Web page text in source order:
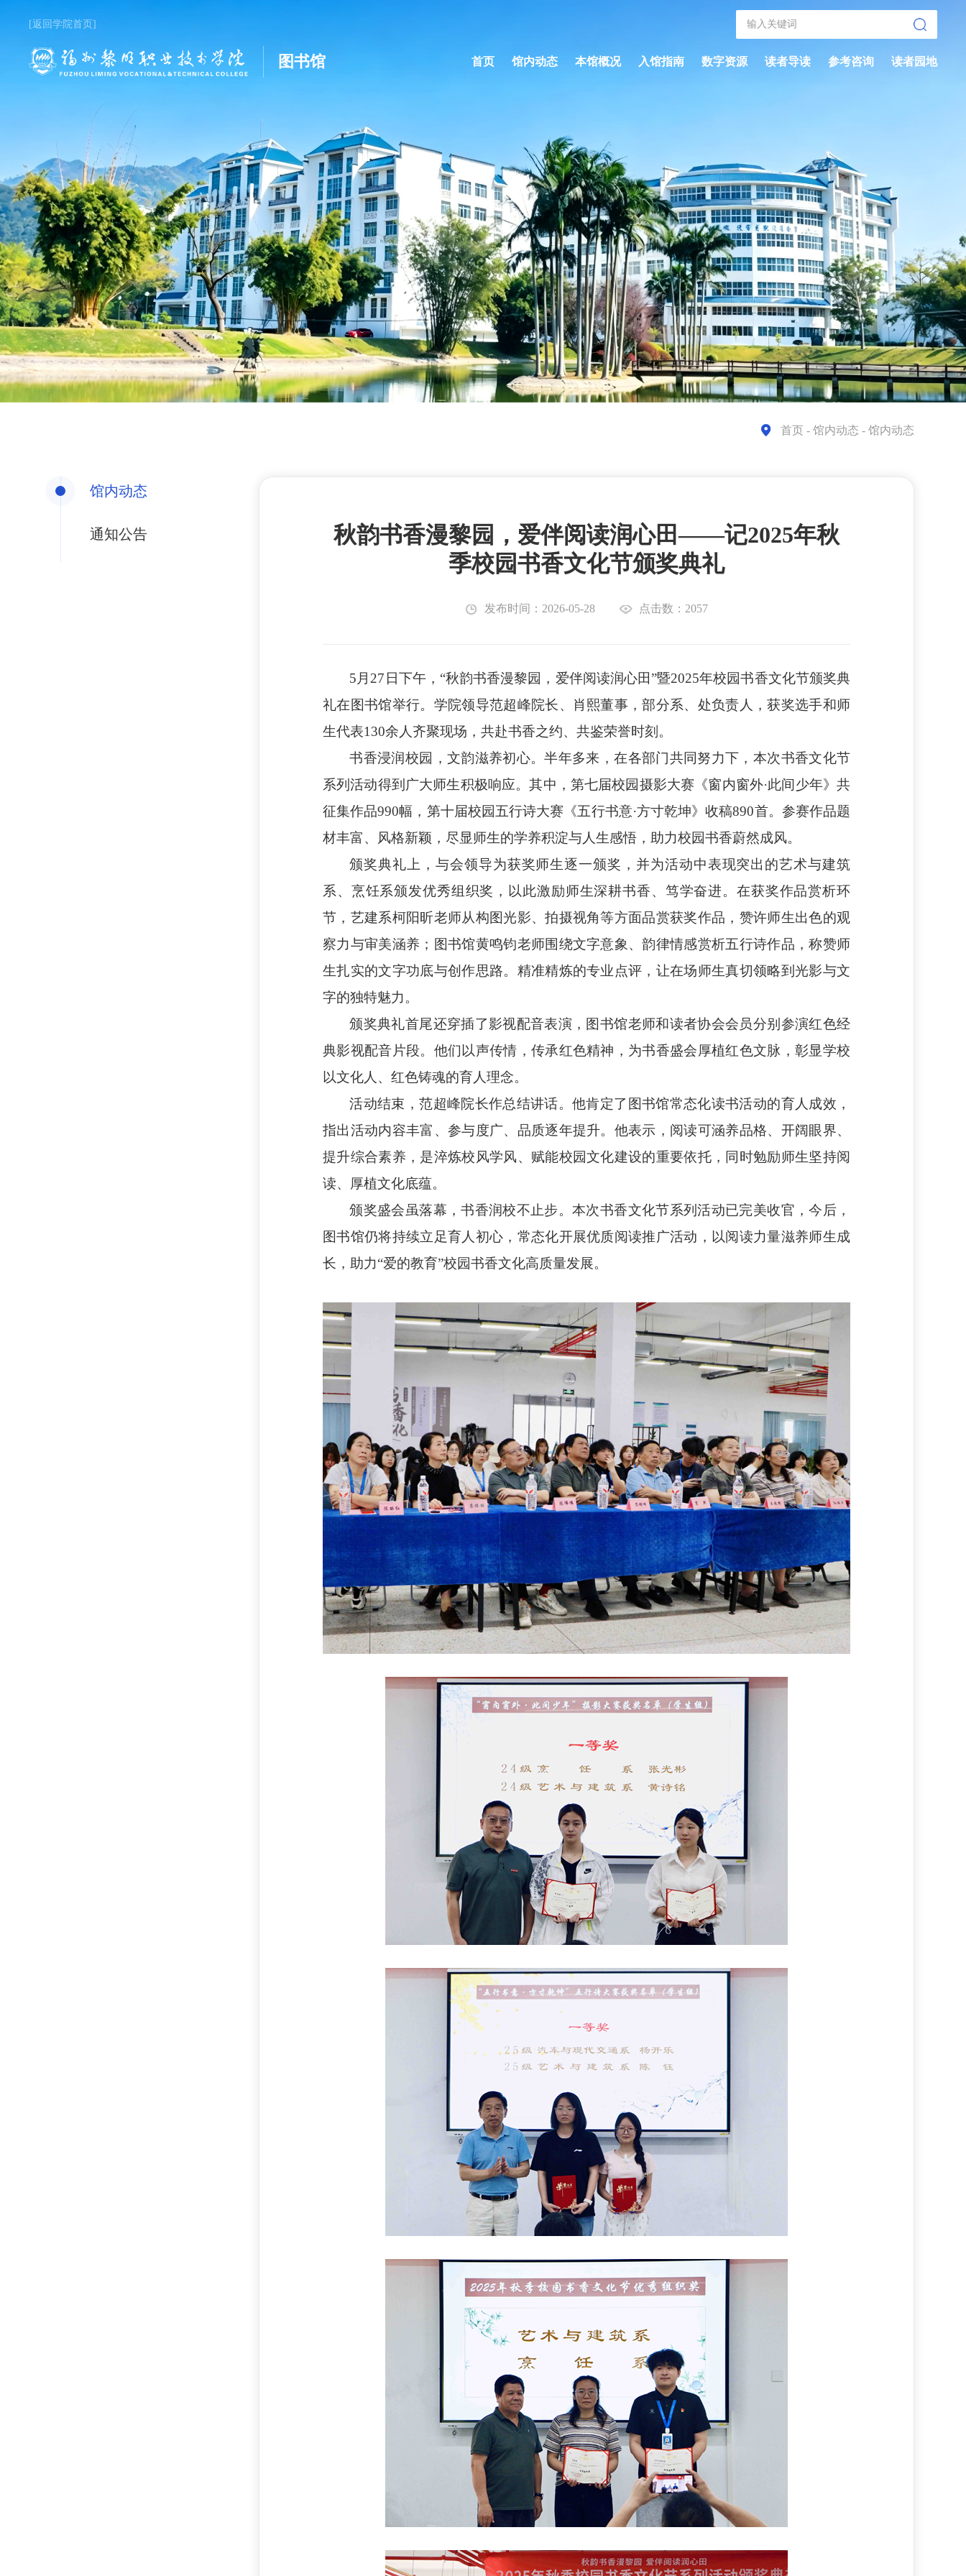
[返回学院首页]
图书馆 首页 馆内动态 本馆概况 入馆指南 数字资源 读者导读 参考咨询 读者园地
首页 - 馆内动态 - 馆内动态
馆内动态
通知公告
秋韵书香漫黎园，爱伴阅读润心田——记2025年秋
季校园书香文化节颁奖典礼
发布时间：2026-05-28 点击数：2057
5月27日下午，“秋韵书香漫黎园，爱伴阅读润心田”暨2025年校园书香文化节颁奖典
礼在图书馆举行。学院领导范超峰院长、肖熙董事，部分系、处负责人，获奖选手和师
生代表130余人齐聚现场，共赴书香之约、共鉴荣誉时刻。
书香浸润校园，文韵滋养初心。半年多来，在各部门共同努力下，本次书香文化节
系列活动得到广大师生积极响应。其中，第七届校园摄影大赛《窗内窗外·此间少年》共
征集作品990幅，第十届校园五行诗大赛《五行书意·方寸乾坤》收稿890首。参赛作品题
材丰富、风格新颖，尽显师生的学养积淀与人生感悟，助力校园书香蔚然成风。
颁奖典礼上，与会领导为获奖师生逐一颁奖，并为活动中表现突出的艺术与建筑
系、烹饪系颁发优秀组织奖，以此激励师生深耕书香、笃学奋进。在获奖作品赏析环
节，艺建系柯阳昕老师从构图光影、拍摄视角等方面品赏获奖作品，赞许师生出色的观
察力与审美涵养；图书馆黄鸣钧老师围绕文字意象、韵律情感赏析五行诗作品，称赞师
生扎实的文字功底与创作思路。精准精炼的专业点评，让在场师生真切领略到光影与文
字的独特魅力。
颁奖典礼首尾还穿插了影视配音表演，图书馆老师和读者协会会员分别参演红色经
典影视配音片段。他们以声传情，传承红色精神，为书香盛会厚植红色文脉，彰显学校
以文化人、红色铸魂的育人理念。
活动结束，范超峰院长作总结讲话。他肯定了图书馆常态化读书活动的育人成效，
指出活动内容丰富、参与度广、品质逐年提升。他表示，阅读可涵养品格、开阔眼界、
提升综合素养，是淬炼校风学风、赋能校园文化建设的重要依托，同时勉励师生坚持阅
读、厚植文化底蕴。
颁奖盛会虽落幕，书香润校不止步。本次书香文化节系列活动已完美收官，今后，
图书馆仍将持续立足育人初心，常态化开展优质阅读推广活动，以阅读力量滋养师生成
长，助力“爱的教育”校园书香文化高质量发展。